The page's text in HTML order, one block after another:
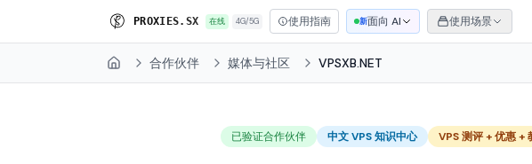
PROXI ES. SX 在线 4G/5G 使用指南 新面向 AI 使用场景
Home 合作伙伴 媒体与社区 VPSXB.NET
已验证合作伙伴 中文 VPS 知识中心 VPS 测评 + 优惠 +